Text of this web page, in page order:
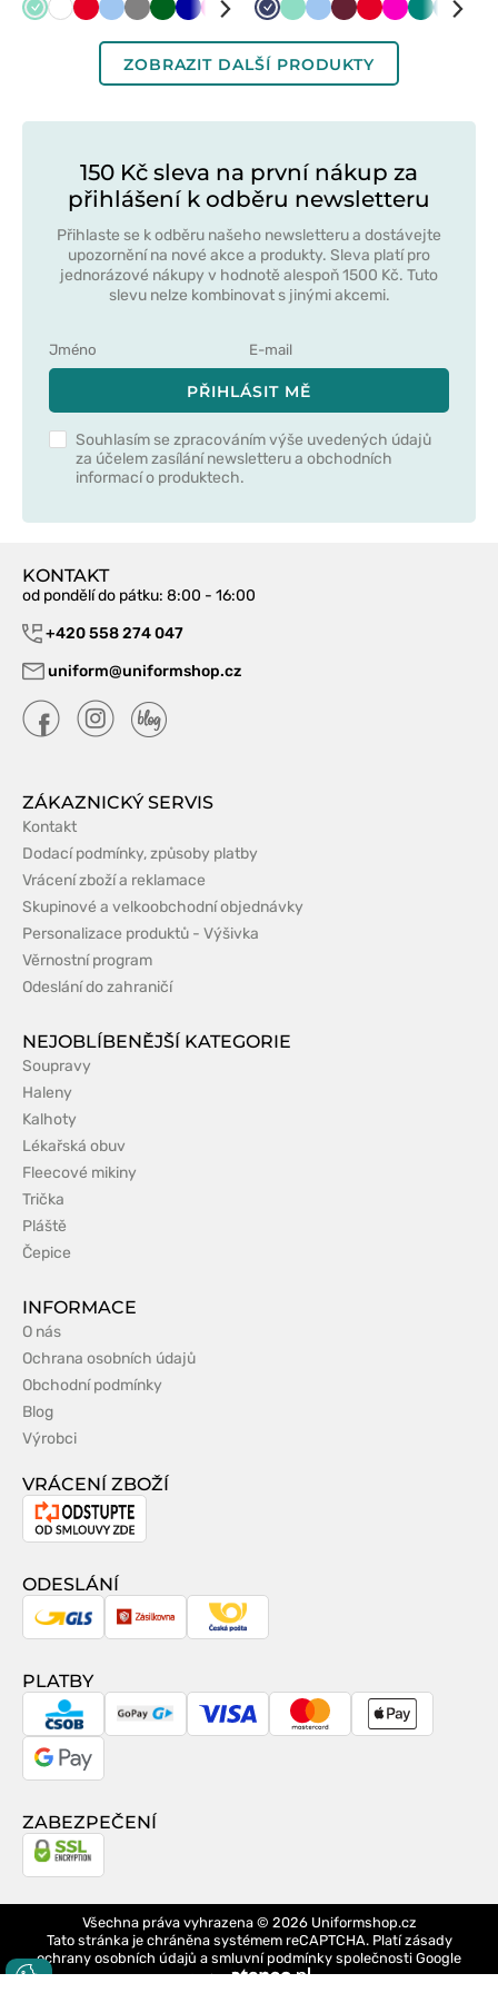
Mátová
Bílá ČervenáModráŠedáTmavěTmavěMalinová
ČernáLimetková
Námořnická
Námořnická
MátováModráTřešňová
ČervenáMalinová
Zelená
ZOBRAZIT DALŠÍ PRODUKTY
150 Kč sleva na první nákup za
přihlášení k odběru newsletteru
Přihlaste se k odběru našeho newsletteru a dostávejte
upozornění na nové akce a produkty. Sleva platí pro
jednorázové nákupy v hodnotě alespoň 1500 Kč. Tuto
slevu nelze kombinovat s jinými akcemi.
PŘIHLÁSIT MĚ
Souhlasím se zpracováním výše uvedených údajů
za účelem zasílání newsletteru a obchodních
informací o produktech.
KONTAKT
od pondělí do pátku: 8:00 - 16:00
+420 558 274 047
uniform@uniformshop.cz
ZÁKAZNICKÝ SERVIS
Kontakt
Dodací podmínky, způsoby platby
Vrácení zboží a reklamace
Skupinové a velkoobchodní objednávky
Personalizace produktů - Výšivka
Věrnostní program
Odeslání do zahraničí
NEJOBLÍBENĚJŠÍ KATEGORIE
Soupravy
Haleny
Kalhoty
Lékařská obuv
Fleecové mikiny
Trička
Pláště
Čepice
INFORMACE
O nás
Ochrana osobních údajů
Obchodní podmínky
Blog
Výrobci
VRÁCENÍ ZBOŽÍ
Odstoupení
smlouvy
ODESLÁNÍ
GLS ZásilkovnaČeská
PLATBY
CSOB GoPay Visa MasterCardApple
Google
ZABEZPEČENÍ
Všechna práva vyhrazena © 2026 Uniformshop.cz
Tato stránka je chráněna systémem reCAPTCHA. Platízásady
ochrany osobních údajů a smluvní podmínky společnosti Google
design